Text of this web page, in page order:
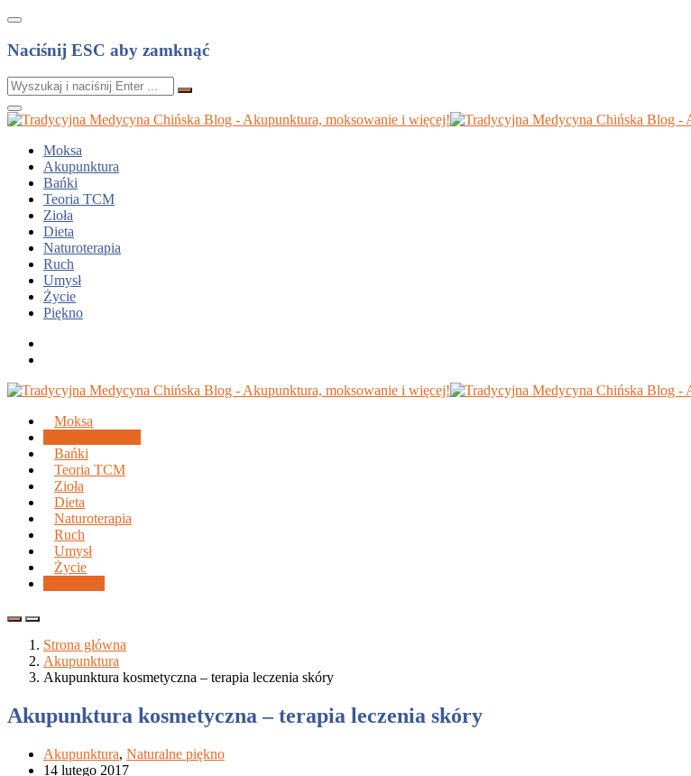
Naciśnij ESC aby zamknąć
Moksa
Akupunktura
Bańki
Teoria TCM
Zioła
Dieta
Naturoterapia
Ruch
Umysł
Życie
Piękno
Moksa
Bańki
Teoria TCM
Zioła
Dieta
Naturoterapia
Ruch
Umysł
Życie
Strona główna
Akupunktura
Akupunktura kosmetyczna – terapia leczenia skóry
Akupunktura kosmetyczna – terapia leczenia skóry
Akupunktura, Naturalne piękno
14 lutego 2017